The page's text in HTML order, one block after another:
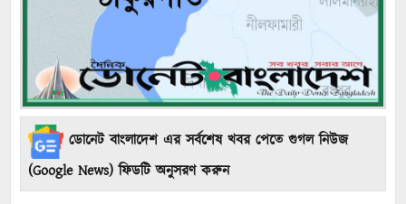
ডোনেট বাংলাদেশ এর সর্বশেষ খবর পেতে গুগল নিউজ
(Google News) ফিডটি অনুসরণ করুন